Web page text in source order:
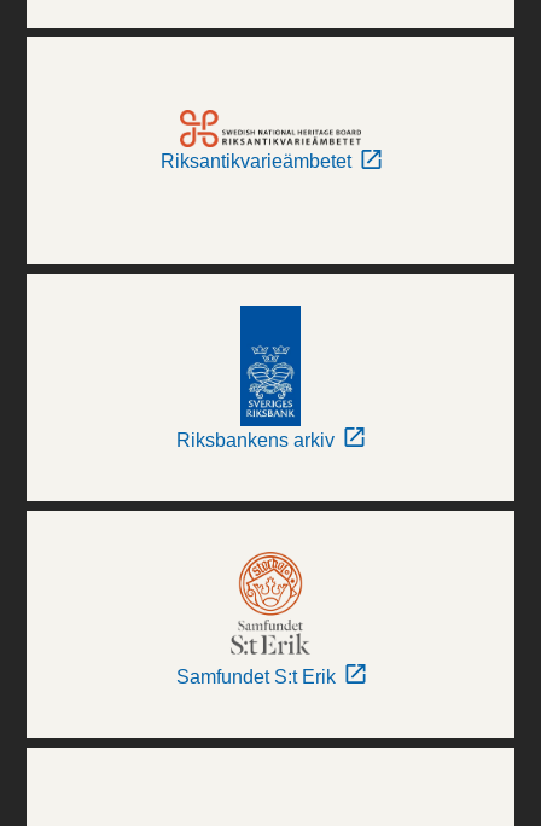
Riksantikvarieämbetet
Riksbankens arkiv
Samfundet S:t Erik